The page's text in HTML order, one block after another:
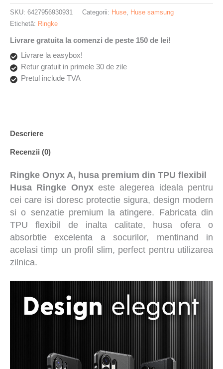
Antisoc,
Colturi
Negru
SKU: 6427956930931 Categorii: Huse, Huse samsung
Etichetă: Ringke
Livrare gratuita la comenzi de peste 150 de lei!
Livrare la easybox!
Retur gratuit in primele 30 de zile
Pretul include TVA
Descriere
Recenzii (0)
Ringke Onyx A, husa premium din TPU flexibil
Husa Ringke Onyxeste alegerea ideala pentru
cei care isi doresc protectie sigura, design modern
si o senzatie premium la atingere. Fabricata din
TPU flexibil de inalta calitate, husa ofera o
absorbtie excelenta a socurilor, mentinand in
acelasi timp un profil slim, perfect pentru utilizarea
zilnica.